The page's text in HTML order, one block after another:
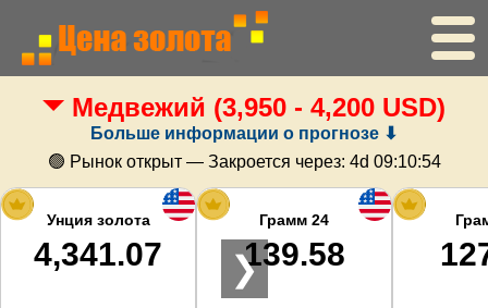
Главная
Цена золота
Цена серебра
Калькулятор золота
Медвежий (3,950 - 4,200 USD)
Больше информации о прогнозе ⬇
🟢 Рынок открыт — Закроется через: 4d 09:10:54
Унция золота
4,341.07
Грамм 24
139.58
❯